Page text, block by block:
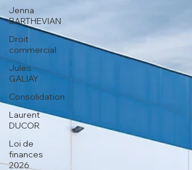
Jenna
BARTHEVIAN
Droit
commercial
Jules
GALIAY
Consolidation
Laurent
DUCOR
Loi de
finances
2026
vous aide à distinguer les repas
professionnels des dépenses
personnelles et à optimiser votre fiscalité.